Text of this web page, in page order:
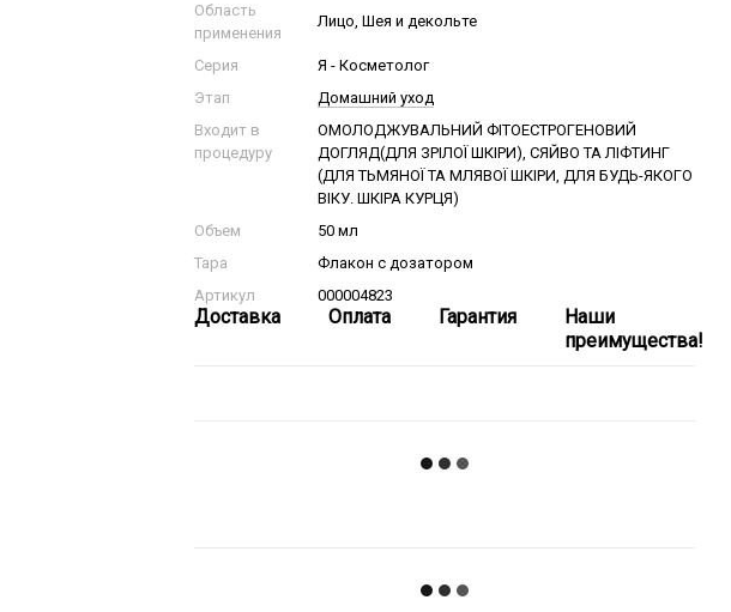
Область
применения
Лицо, Шея и декольте
Серия
Я - Косметолог
Этап
Домашний уход
Входит в
процедуру
ОМОЛОДЖУВАЛЬНИЙ ФІТОЕСТРОГЕНОВИЙ
ДОГЛЯД(ДЛЯ ЗРІЛОЇ ШКІРИ), СЯЙВО ТА ЛІФТИНГ
(ДЛЯ ТЬМЯНОЇ ТА МЛЯВОЇ ШКІРИ, ДЛЯ БУДЬ-ЯКОГО
ВІКУ. ШКІРА КУРЦЯ)
Объем
50 мл
Тара
Флакон с дозатором
Артикул
000004823
Доставка Оплата Гарантия
Наши
преимущества!